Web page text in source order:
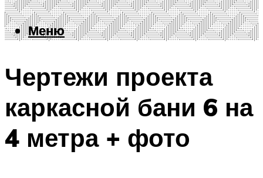
Меню
Меню
Чертежи проекта
каркасной бани 6 на
4 метра + фото